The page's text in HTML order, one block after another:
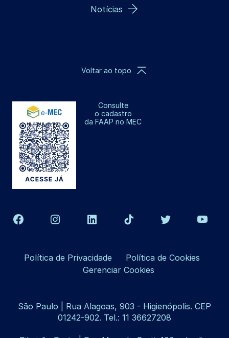
Notícias
Consulte
o cadastro
da FAAP no MEC
Voltar ao topo
Política de Privacidade
Política de Cookies
Gerenciar Cookies
São Paulo | Rua Alagoas, 903 - Higienópolis. CEP
01242-902. Tel.: 11 36627208